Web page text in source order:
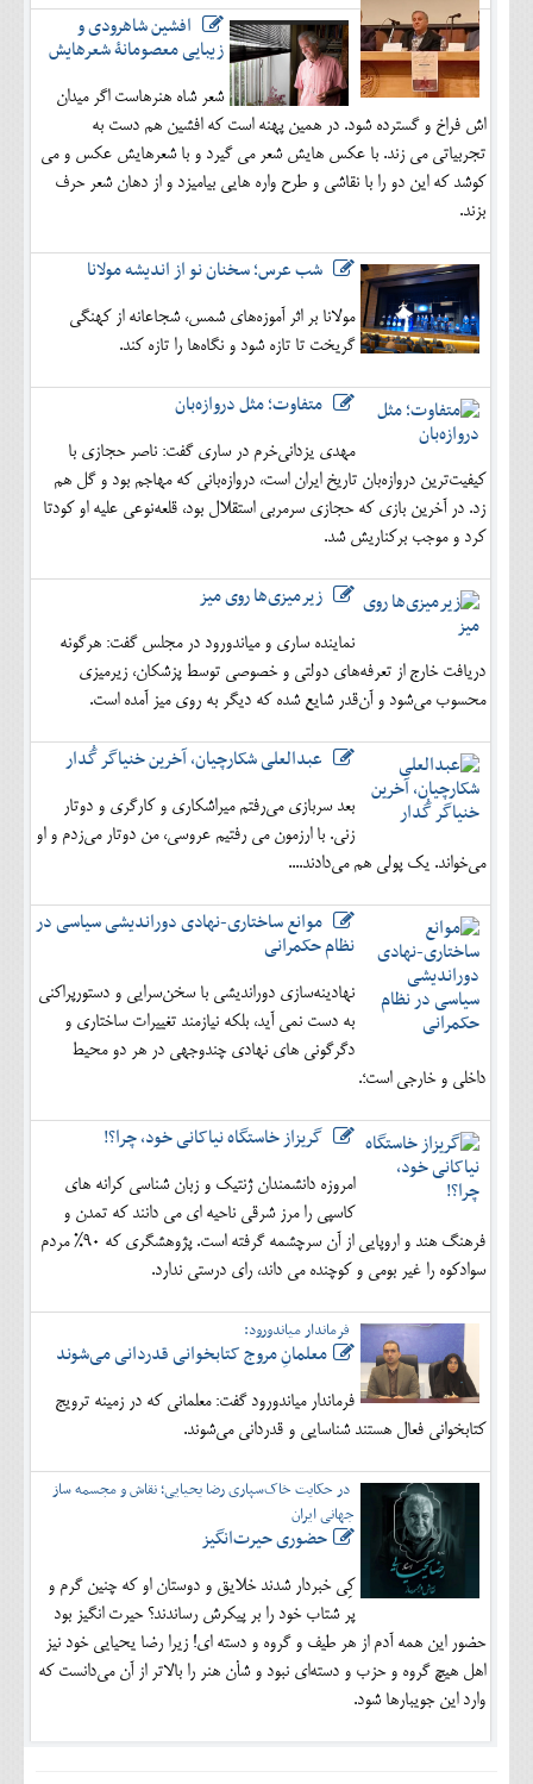
افشین شاهرودی و
زیبایی معصومانۀ شعرهایش
شعر شاه هنرهاست اگر میدان
اش فراخ و گسترده شود. در همین پهنه است که افشین هم دست به
تجربیاتی می زند. با عکس هایش شعر می گیرد و با شعرهایش عکس و می
کوشد که این دو را با نقاشی و طرح واره هایی بیامیزد و از دهان شعر حرف
بزند.
شب عرس؛ سخنان نو از اندیشه مولانا
مولانا بر اثر آموزه‌های شمس، شجاعانه از کهنگی
گریخت تا تازه شود و نگاه‌ها را تازه کند.
متفاوت؛ مثل دروازه‌بان
مهدی یزدانی‌خرم در ساری گفت: ناصر حجازی با
کیفیت‌ترین دروازه‌بان تاریخ ایران است، دروازه‌بانی که مهاجم بود و گل هم
زد. در آخرین بازی که حجازی سرمربی استقلال بود، قلعه‌نوعی علیه او کودتا
کرد و موجب برکناریش شد.
زیرمیزی‌ها روی میز
نماینده ساری و میاندورود در مجلس گفت: هرگونه
دریافت خارج از تعرفه‌های دولتی و خصوصی توسط پزشکان، زیرمیزی
محسوب می‌شود و آن‌قدر شایع شده که دیگر به روی میز آمده است.
عبدالعلی شکارچیان، آخرین خنیاگر گُدار
بعد سربازی می‌رفتم میراشکاری و کارگری و دوتار
زنی. با ارزمون می رفتیم عروسی، من دوتار می‌زدم و او
می‌خواند. یک پولی هم می‌دادند....
موانع ساختاری-نهادی دوراندیشی سیاسی در
نظام حکمرانی
نهادینه‌سازی دوراندیشی با سخن‌سرایی و دستورپراکنی
به دست نمی آید، بلکه نیازمند تغییرات ساختاری و
دگرگونی های نهادی چندوجهی در هر دو محیط
داخلی و خارجی است؛.
گریزاز خاستگاه نیاکانی خود، چرا؟!
امروزه دانشمندان ژنتیک و زبان شناسی کرانه های
کاسپی را مرز شرقی ناحیه ای می دانند که تمدن و
فرهنگ هند و اروپایی از آن سرچشمه گرفته است. پژوهشگری که 90% مردم
سوادکوه را غیر بومی و کوچنده می داند، رای درستی ندارد.
فرماندار میاندورود:
معلمانِ مروج کتابخوانی قدردانی می‌شوند
فرماندار میاندورود گفت: معلمانی که در زمینه ترویج
کتابخوانی فعال هستند شناسایی و قدردانی می‌شوند.
در حکایت خاک‌سپاری رضا یحیایی؛ نقاش و مجسمه ساز
جهانی ایران
حضوری حیرت‌انگیز
کِی خبردار شدند خلایق و دوستان او که چنین گرم و
پر شتاب خود را بر پیکرش رساندند؟ حیرت انگیز بود
حضور این همه آدم از هر طیف و گروه و دسته ای! زیرا رضا یحیایی خود نیز
اهل هیچ گروه و حزب و دسته‌ای نبود و شأن هنر را بالاتر از آن می‌دانست که
وارد این جویبارها شود.